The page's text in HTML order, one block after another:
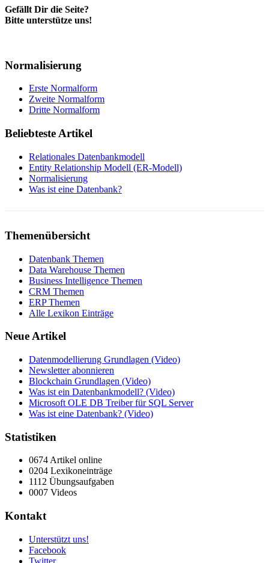
Gefällt Dir die Seite?
Bitte unterstütze uns!
Normalisierung
Erste Normalform
Zweite Normalform
Dritte Normalform
Beliebteste Artikel
Relationales Datenbankmodell
Entity Relationship Modell (ER-Modell)
Normalisierung
Was ist eine Datenbank?
Themenübersicht
Datenbank Themen
Data Warehouse Themen
Business Intelligence Themen
CRM Themen
ERP Themen
Alle Lexikon Einträge
Neue Artikel
Datenmodellierung Grundlagen (Video)
Newsletter abonnieren
Blockchain Grundlagen (Video)
Was ist ein Datenbankmodell? (Video)
Microsoft OLE DB Treiber für SQL Server
Was ist eine Datenbank? (Video)
Statistiken
0674 Artikel online
0204 Lexikoneinträge
1112 Übungsaufgaben
0007 Videos
Kontakt
Unterstützt uns!
Facebook
Twitter